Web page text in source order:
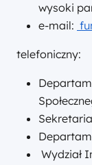
wysoki
e-mail:
telefoniczny:
Wydział